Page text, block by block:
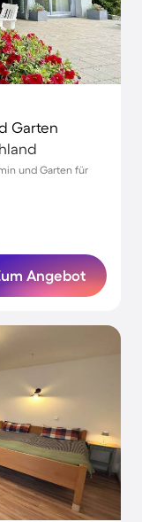
Garten
und Garten für
Angebot